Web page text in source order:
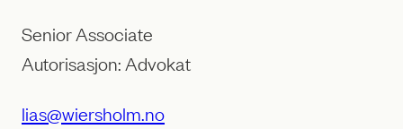
Senior Associate
Autorisasjon: Advokat
lias@wiersholm.no